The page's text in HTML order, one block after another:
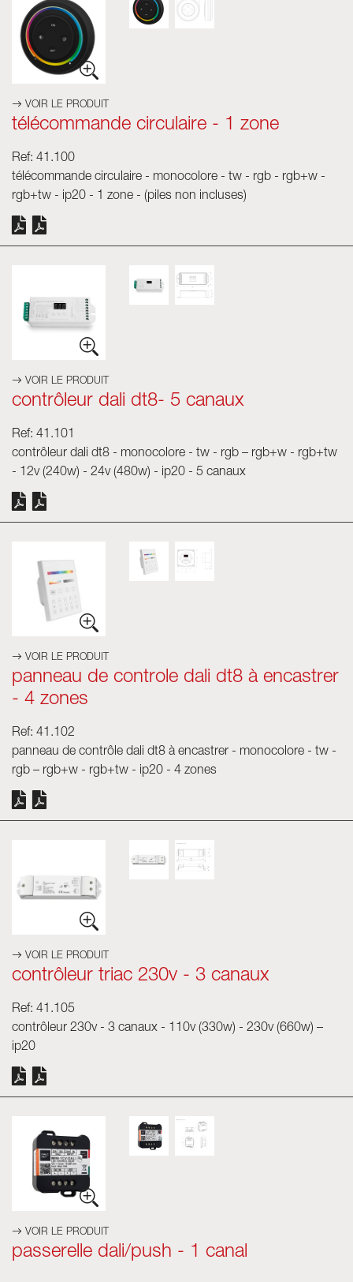
VOIR LE PRODUIT
télécommande circulaire - 1 zone
Ref: 41.100
télécommande circulaire - monocolore - tw - rgb - rgb+w -
rgb+tw - ip20 - 1 zone - (piles non incluses)
VOIR LE PRODUIT
contrôleur dali dt8- 5 canaux
Ref: 41.101
contrôleur dali dt8 - monocolore - tw - rgb – rgb+w - rgb+tw
- 12v (240w) - 24v (480w) - ip20 - 5 canaux
VOIR LE PRODUIT
panneau de controle dali dt8 à encastrer
- 4 zones
Ref: 41.102
panneau de contrôle dali dt8 à encastrer - monocolore - tw -
rgb – rgb+w - rgb+tw - ip20 - 4 zones
VOIR LE PRODUIT
contrôleur triac 230v - 3 canaux
Ref: 41.105
contrôleur 230v - 3 canaux - 110v (330w) - 230v (660w) –
ip20
VOIR LE PRODUIT
passerelle dali/push - 1 canal